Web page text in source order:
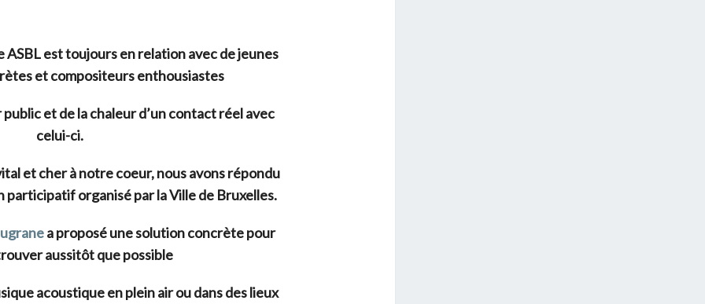
est toujours en relation avec de jeunes
et compositeurs enthousiastes
et de la chaleur d’un contact réel avec
celui-ci.
et cher à notre coeur, nous avons répondu
participatif organisé par la Ville de Bruxelles.
a proposé une solution concrète pour
aussitôt que possible
acoustique en plein air ou dans des lieux